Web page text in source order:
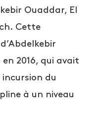
Ouaddar, El
Cette
2016, qui avait
du
à un niveau